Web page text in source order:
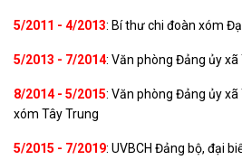
5/2011 - 4/2013: Bí thư chi đoàn xóm
5/2013 - 7/2014: Văn phòng Đảng ủy
8/2014 - 5/2015: Văn phòng Đảng ủy
xóm Tây Trung
5/2015 - 7/2019: UVBCH Đảng bộ, đại